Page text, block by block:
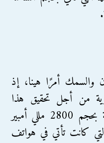
والسمك أمرًا هينا، إذ
من أجل تحقيق هذا
الأمر، ووضعت بداخله بطارية بحجم 2800 مللي أمبير
كانت تأتي في هواتف